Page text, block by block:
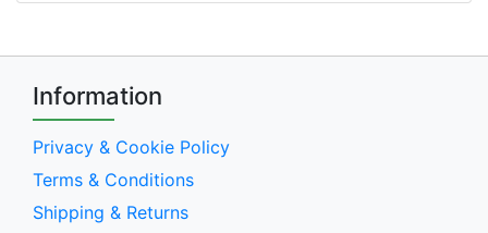
Information
Privacy & Cookie Policy
Terms & Conditions
Shipping & Returns